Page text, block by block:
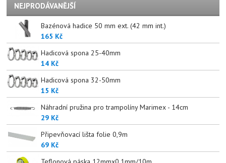
NEJPRODÁVANĚJŠÍ
Bazénová hadice 50 mm ext. (42 mm int.)
165 Kč
Hadicová spona 25-40mm
14 Kč
Hadicová spona 32-50mm
15 Kč
Náhradní pružina pro trampolíny Marimex - 14cm
29 Kč
Připevňovací lišta folie 0,9m
69 Kč